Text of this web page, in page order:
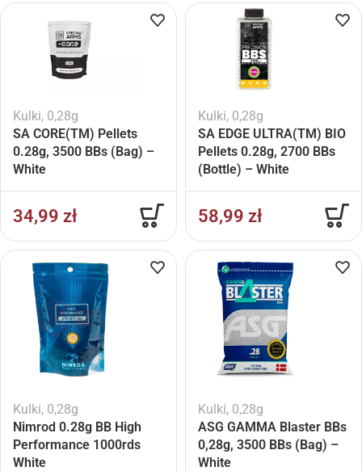
Kulki, 0,28g
SA CORE(TM) Pellets
0.28g, 3500 BBs (Bag) –
White
34,99 zł
Kulki, 0,28g
SA EDGE ULTRA(TM) BIO
Pellets 0.28g, 2700 BBs
(Bottle) – White
58,99 zł
Kulki, 0,28g
Nimrod 0.28g BB High
Performance 1000rds
White
Kulki, 0,28g
ASG GAMMA Blaster BBs
0,28g, 3500 BBs (Bag) –
White